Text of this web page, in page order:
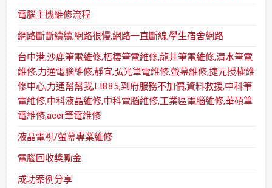
電腦主機維修流程
網路斷斷續續,網路很慢,網路一直斷線,學生宿舍網路
台中港,沙鹿筆電維修,梧棲筆電維修,龍井筆電維修,清水筆電
維修,力通電腦維修,靜宜,弘光筆電維修,螢幕維修,捷元授權維
修中心,力通幫幫我,Lt885,到府服務不加價,資料救援,中科筆
電維修,中科液晶維修,中科電腦維修,工業區電腦維修,華碩筆
電維修,acer筆電維修
液晶電視/螢幕專業維修
電腦回收獎勵金
成功案例分享